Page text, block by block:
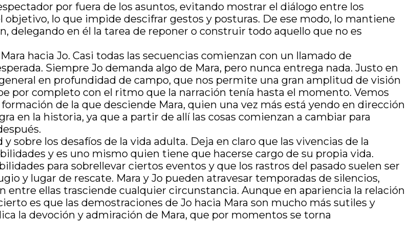
por fuera de los asuntos, evitando mostrar el diálogo entre los
objetivo, lo que impide descifrar gestos y posturas. De ese modo, lo mantiene
delegando en él la tarea de reponer o construir todo aquello que no es
hacia Jo. Casi todas las secuencias comienzan con un llamado de
Siempre Jo demanda algo de Mara, pero nunca entrega nada. Justo en
en profundidad de campo, que nos permite una gran amplitud de visión
por completo con el ritmo que la narración tenía hasta el momento. Vemos
de la que desciende Mara, quien una vez más está yendo en dirección
en la historia, ya que a partir de allí las cosas comienzan a cambiar para
sobre los desafíos de la vida adulta. Deja en claro que las vivencias de la
y es uno mismo quien tiene que hacerse cargo de su propia vida.
para sobrellevar ciertos eventos y que los rastros del pasado suelen ser
y lugar de rescate. Mara y Jo pueden atravesar temporadas de silencios,
entre ellas trasciende cualquier circunstancia. Aunque en apariencia la relación
es que las demostraciones de Jo hacia Mara son mucho más sutiles y
la devoción y admiración de Mara, que por momentos se torna